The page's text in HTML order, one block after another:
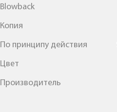
Blowback
Копия
По принципу действия
Цвет
Производитель